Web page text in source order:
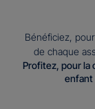
Bénéficiez,
de chaque
Profitez, pour la
enfant